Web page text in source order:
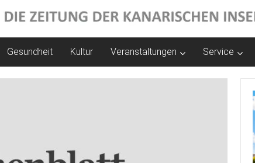
Gesundheit Kultur Veranstaltungen Service